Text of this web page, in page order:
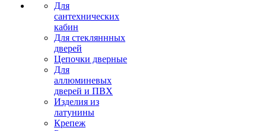
Для
сантехнических
кабин
Для стекляннных
дверей
Цепочки дверные
Для
аллюминевых
дверей и ПВХ
Изделия из
латунины
Крепеж